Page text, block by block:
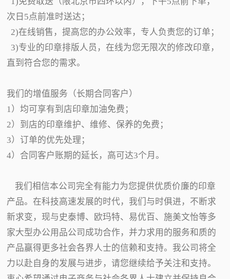
次日5点前准时送达；
2)在线销售，提高您的办公效率，专人负责您的订单；
3)专业的印章排版人员，在线为您无限次的修改印章，
直到符合您的需求。
我们的增值服务（长期合同客户）
1）均可享有到店印章加油免费；
2）到店的印章维护、维修、保养的免费；
3）订单的优先处理；
4）合同客户账期的延长，高可达3个月。
我们相信本公司完全有能力为您提供优质价廉的印章
产品。在科技高速发展的时代，我们与时俱进，不断求
新求变，现与史泰博、欧玛特、易优百、施美文怡等多
家大型办公用品公司成功合作，并力求用的服务和质的
产品赢得更多社会各界人士的信赖和支持。我公司将全
力以赴自身的发展与进步，请您继续给予关注和支持。